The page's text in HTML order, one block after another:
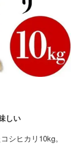
しい
シヒカリ10kg。